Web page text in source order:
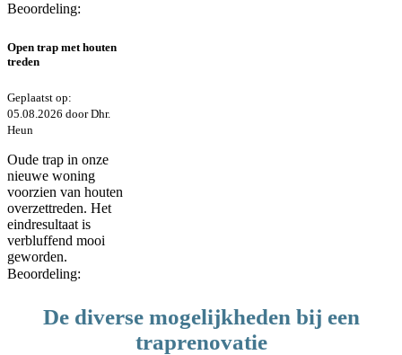
Beoordeling:
Open trap met houten
treden
Geplaatst op:
05.08.2026 door Dhr.
Heun
Oude trap in onze
nieuwe woning
voorzien van houten
overzettreden. Het
eindresultaat is
verbluffend mooi
geworden.
Beoordeling:
De diverse mogelijkheden bij een
traprenovatie